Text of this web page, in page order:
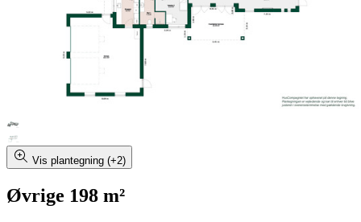
Vis plantegning (+2)
Øvrige 198 m²